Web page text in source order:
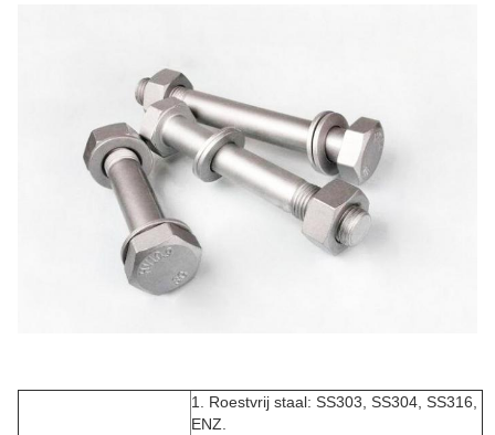
1. Roestvrij staal: SS303, SS304, SS316,
ENZ.